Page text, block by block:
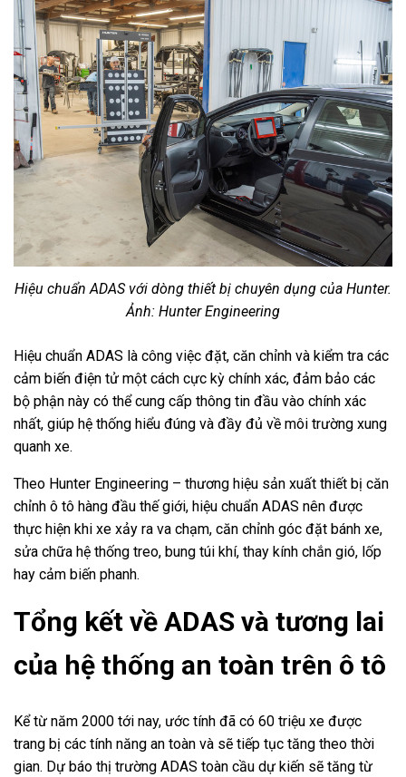
Hiệu chuẩn ADAS với dòng thiết bị chuyên dụng của Hunter.
Ảnh: Hunter Engineering
Hiệu chuẩn ADAS là công việc đặt, căn chỉnh và kiểm tra các
cảm biến điện tử một cách cực kỳ chính xác, đảm bảo các
bộ phận này có thể cung cấp thông tin đầu vào chính xác
nhất, giúp hệ thống hiểu đúng và đầy đủ về môi trường xung
quanh xe.
Theo Hunter Engineering – thương hiệu sản xuất thiết bị căn
chỉnh ô tô hàng đầu thế giới, hiệu chuẩn ADAS nên được
thực hiện khi xe xảy ra va chạm, căn chỉnh góc đặt bánh xe,
sửa chữa hệ thống treo, bung túi khí, thay kính chắn gió, lốp
hay cảm biến phanh.
Tổng kết về ADAS và tương lai
của hệ thống an toàn trên ô tô
Kể từ năm 2000 tới nay, ước tính đã có 60 triệu xe được
trang bị các tính năng an toàn và sẽ tiếp tục tăng theo thời
gian. Dự báo thị trường ADAS toàn cầu dự kiến ​​​​sẽ tăng từ